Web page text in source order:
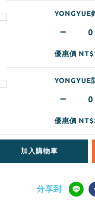
YONGYUE
優惠價
YONGYUE
優惠價
加入購物車
分享到